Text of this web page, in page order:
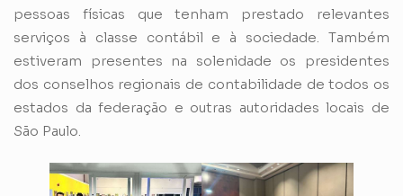
pessoas físicas que tenham prestado relevantes
serviços à classe contábil e à sociedade. Também
estiveram presentes na solenidade os presidentes
dos conselhos regionais de contabilidade de todos os
estados da federação e outras autoridades locais de
São Paulo.